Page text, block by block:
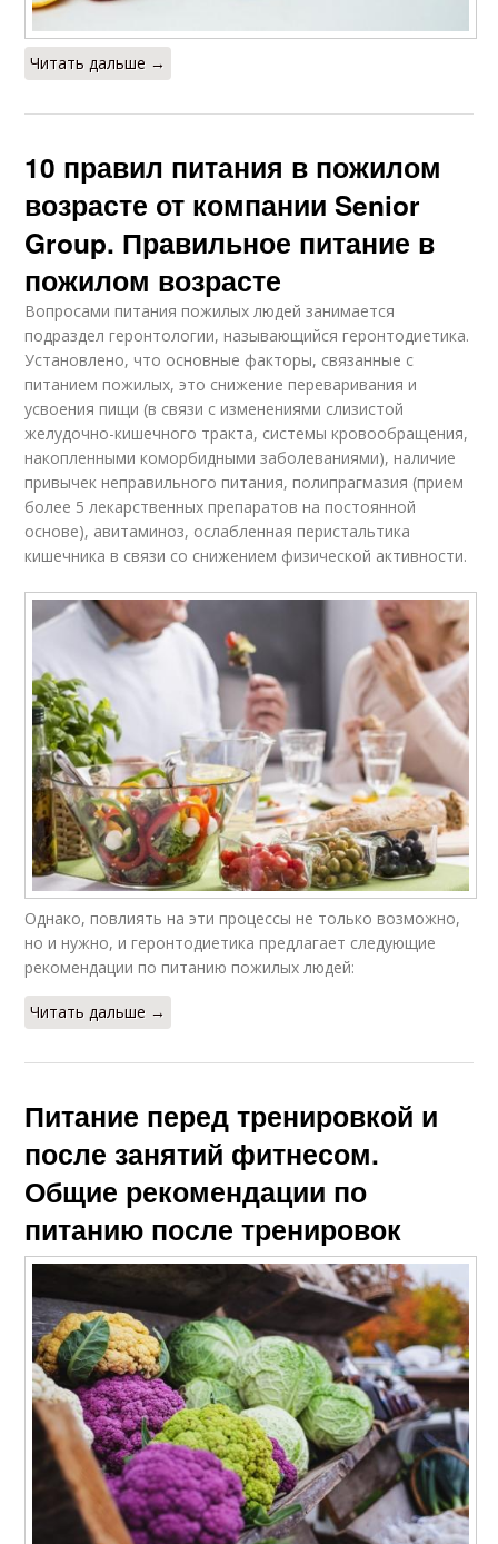
Читать дальше →
10 правил питания в пожилом
возрасте от компании Senior
Group. Правильное питание в
пожилом возрасте
Вопросами питания пожилых людей занимается
подраздел геронтологии, называющийся геронтодиетика.
Установлено, что основные факторы, связанные с
питанием пожилых, это снижение переваривания и
усвоения пищи (в связи с изменениями слизистой
желудочно-кишечного тракта, системы кровообращения,
накопленными коморбидными заболеваниями), наличие
привычек неправильного питания, полипрагмазия (прием
более 5 лекарственных препаратов на постоянной
основе), авитаминоз, ослабленная перистальтика
кишечника в связи со снижением физической активности.
Однако, повлиять на эти процессы не только возможно,
но и нужно, и геронтодиетика предлагает следующие
рекомендации по питанию пожилых людей:
Читать дальше →
Питание перед тренировкой и
после занятий фитнесом.
Общие рекомендации по
питанию после тренировок